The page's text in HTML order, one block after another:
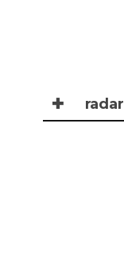
✚ radar